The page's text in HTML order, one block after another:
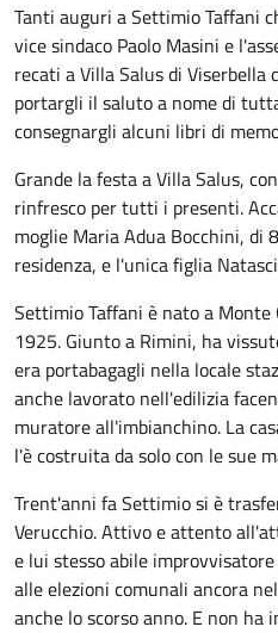
Tanti auguri a Settimio Taffani
vice sindaco Paolo Masini e
recati a Villa Salus di
portargli il saluto a nome di
consegnargli alcuni libri di
Grande la festa a Villa Salus,
rinfresco per tutti i presenti.
moglie Maria Adua Bocchini, di
residenza, e l'unica figlia
Settimio Taffani è nato a
1925. Giunto a Rimini, ha
era portabagagli nella locale
anche lavorato nell'edilizia
muratore all'imbianchino. La
l'è costruita da solo con le sue
Trent'anni fa Settimio si è
Verucchio. Attivo e attento
e lui stesso abile
alle elezioni comunali ancora
anche lo scorso anno. E non ha